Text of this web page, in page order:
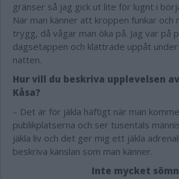
gränser så jag gick ut lite för lugnt i
När man känner att kroppen funkar och
trygg, då vågar man öka på. Jag var på
dagsetappen och klättrade uppåt under
natten.
Hur vill du beskriva upplevelsen
Kåsa?
– Det är för jäkla häftigt när man
publikplatserna och ser tusentals
jäkla liv och det ger mig ett jäkla
beskriva känslan som man känner.
Inte mycket sömn